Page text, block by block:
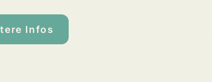
Infos